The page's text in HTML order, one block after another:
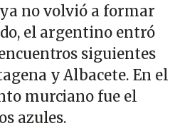
no volvió a formar
el argentino entró
siguientes
y Albacete. En el
murciano fue el
azules.